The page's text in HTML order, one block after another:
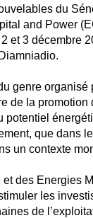
du
and Power
2 et 3 décembre
genre
de la
potentiel
que dans
un contexte
des Energies
les
de